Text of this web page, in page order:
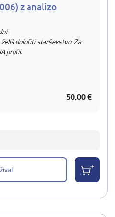
z analizo
določiti starševstvo. Za
profil.
50,00 €